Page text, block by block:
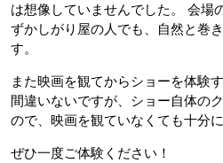
は想像していませんでした。 会場
ずかしがり屋の人でも、自然と巻
す。
また映画を観てからショーを体験
間違いないですが、ショー自体の
ので、映画を観ていなくても十分に
ぜひ一度ご体験ください！